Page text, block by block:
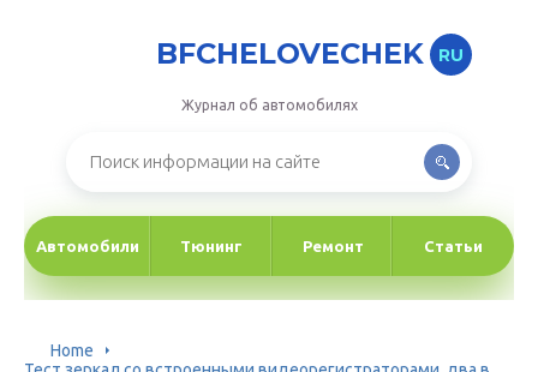
BFCHELOVECHEK RU
Журнал об автомобилях
Автомобили Тюнинг Ремонт Статьи
Home